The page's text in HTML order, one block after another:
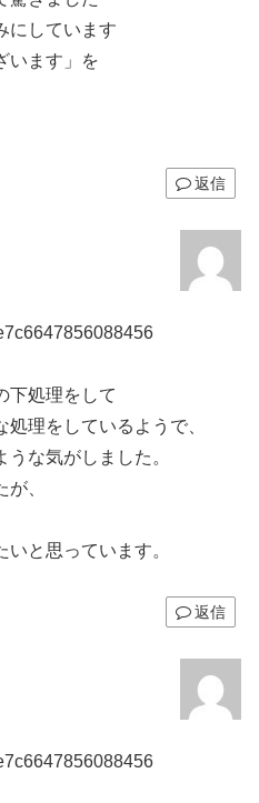
にしています
います」を
返信
下処理をして
理をしているようで、
な気がしました。
、
と思っています。
返信